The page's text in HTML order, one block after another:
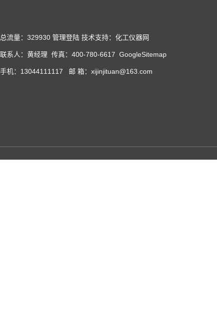
总流量：329930 管理登陆 技术支持：化工仪器网
联系人：黄经理 传真：400-780-6617 GoogleSitemap
手机：13044111117 邮 箱：xijinjituan@163.com